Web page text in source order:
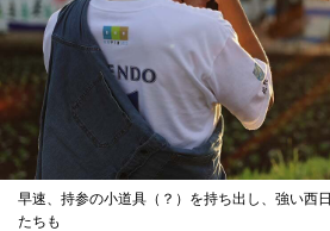
早速、持参の小道具（？）を持ち出し、強い西
たちも